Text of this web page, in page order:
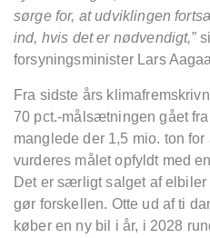
sørge for, at udviklingen
ind, hvis det er nødvendigt,”
forsyningsminister Lars
Fra sidste års
70 pct.-målsætningen gået
manglede der 1,5 mio. ton
vurderes målet opfyldt med
Det er særligt salget af
gør forskellen. Otte ud af ti
køber en ny bil i år, i 2028